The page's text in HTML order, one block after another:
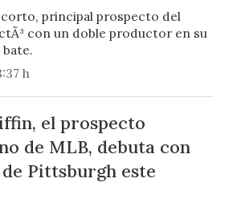
principal prospecto del
con un doble productor en su
h
el prospecto
de MLB, debuta con
Pittsburgh este